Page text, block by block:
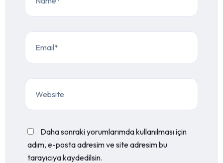
Daha sonraki yorumlarımda kullanılması için
adım, e-posta adresim ve site adresim bu
tarayıcıya kaydedilsin.